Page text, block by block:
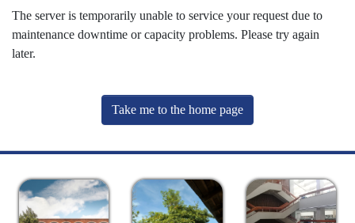
The server is temporarily unable to service your request due to
maintenance downtime or capacity problems. Please try again
later.
Take me to the home page